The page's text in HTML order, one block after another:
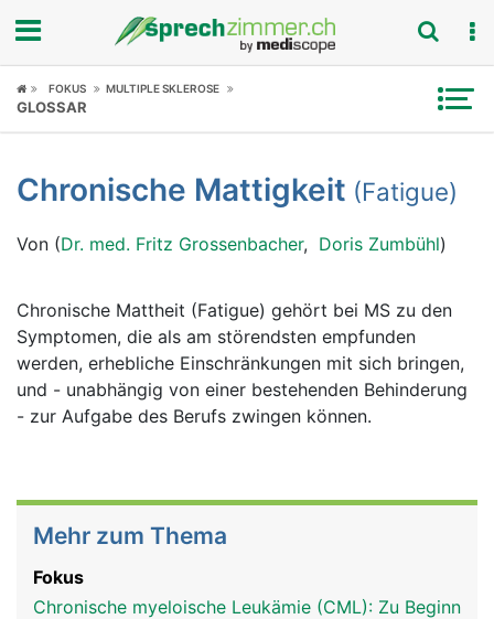
Fokus
Symptome
Untersuchungen
News
Ratgeber
Rubriken
FOKUS MULTIPLE SKLEROSE
GLOSSAR
Chronische Mattigkeit (Fatigue)
Von (Dr. med. Fritz Grossenbacher, Doris Zumbühl)
Chronische Mattheit (Fatigue) gehört bei MS zu den
Symptomen, die als am störendsten empfunden
werden, erhebliche Einschränkungen mit sich bringen,
und - unabhängig von einer bestehenden Behinderung
- zur Aufgabe des Berufs zwingen können.
Mehr zum Thema
Fokus
Chronische myeloische Leukämie (CML): Zu Beginn